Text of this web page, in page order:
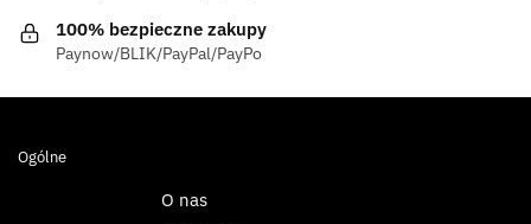
100% bezpieczne zakupy
Paynow/BLIK/PayPal/PayPo
Ogólne
O nas